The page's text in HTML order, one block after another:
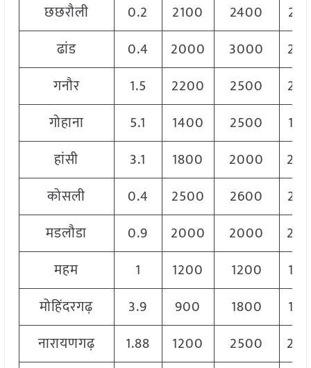
छछरौली
0.2 2100 2400
ढांड
0.4 2000 3000
गनौर
1.5 2200 2500
गोहाना
5.1 1400 2500
हांसी
3.1 1800 2000
कोसली
0.4 2500 2600
मडलौडा
0.9 2000 2000
महम
1 1200 1200
मोहिंदरगढ़
3.9 900 1800
नारायणगढ़
1.88 1200 2500